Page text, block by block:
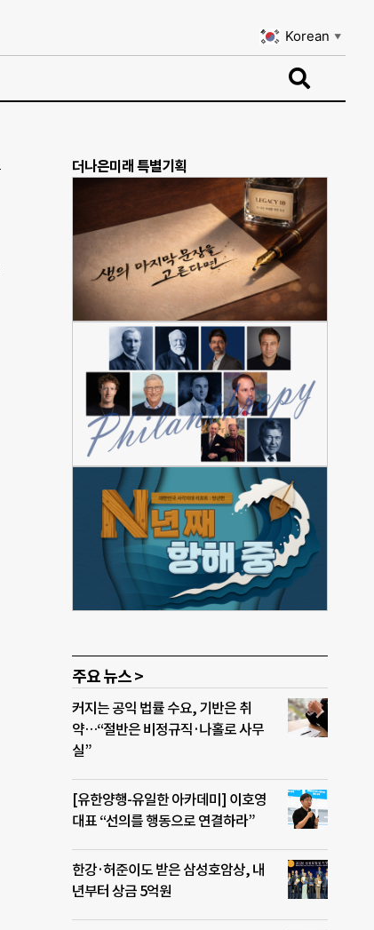
Korean ▼
더나은미래 특별기획
주요 뉴스 >
커지는 공익 법률 수요, 기반은 취
약…“절반은 비정규직·나홀로 사무
실”
[유한양행-유일한 아카데미] 이호영
대표 “선의를 행동으로 연결하라”
한강·허준이도 받은 삼성호암상, 내
년부터 상금 5억원